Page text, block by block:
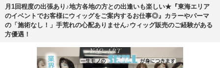
月1回程度の出張あり♪地方各地の方との出逢いも楽しい★『東海エリア
のイベントでお客様にウィッグをご案内するお仕事◎』カラーやパーマ
の「施術なし！」手荒れの心配ありません♪ウィッグ販売のご経験がある
方優遇！